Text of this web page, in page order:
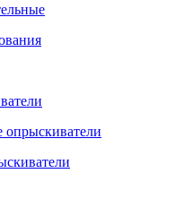
опрыскиватели